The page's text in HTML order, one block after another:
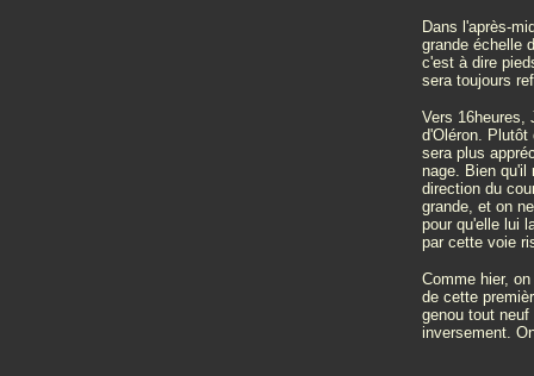
Dans l'après-
grande échelle
c'est à dire
sera toujours
Vers 16heures,
d'Oléron. Plutôt
sera plus
nage. Bien
direction du
grande, et on
pour qu'elle lui
par cette voie
Comme hier,
de cette
genou tout
inversement.